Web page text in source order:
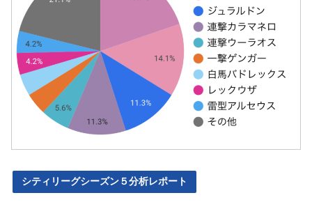
シティリーグシーズン５分析レポート